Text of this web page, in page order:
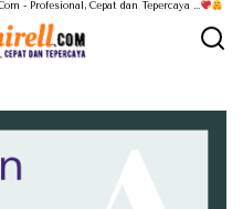
Cepat dan Tepercaya ...